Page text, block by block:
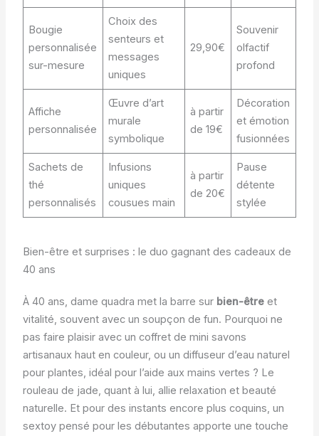
Bougie
personnalisée
sur-mesure
Choix des
senteurs et
messages
uniques
29,90€
Souvenir
olfactif
profond
Affiche
personnalisée
Œuvre d’art
murale
symbolique
à partir
de 19€
Décoration
et émotion
fusionnées
Sachets de
thé
personnalisés
Infusions
uniques
cousues main
à partir
de 20€
Pause
détente
stylée
Bien-être et surprises : le duo gagnant des cadeaux de
40 ans
À 40 ans, dame quadra met la barre sur bien-êtreet
vitalité, souvent avec un soupçon de fun. Pourquoi ne
pas faire plaisir avec un coffret de mini savons
artisanaux haut en couleur, ou un diffuseur d’eau naturel
pour plantes, idéal pour l’aide aux mains vertes ? Le
rouleau de jade, quant à lui, allie relaxation et beauté
naturelle. Et pour des instants encore plus coquins, un
sextoy pensé pour les débutantes apporte une touche